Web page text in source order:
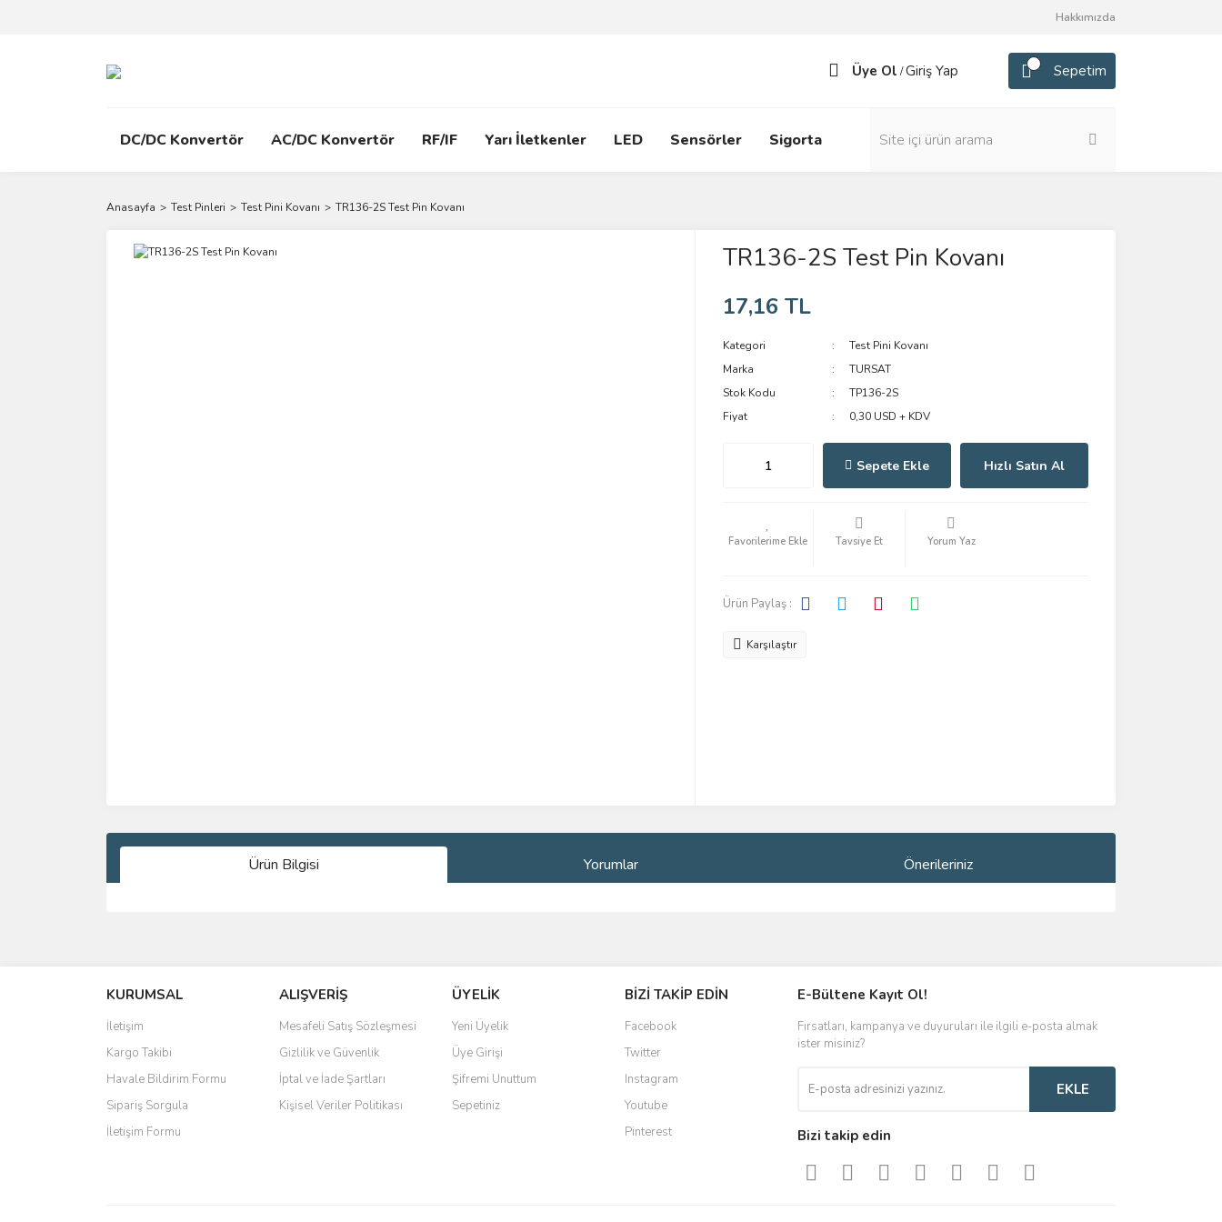
Hakkımızda
Üye Ol /Giriş Yap Sepetim
DC/DC Konvertör AC/DC Konvertör RF/IF Yarı İletkenler LED Sensörler Sigorta
Anasayfa Test Pinleri Test Pini Kovanı TR136-2S Test Pin Kovanı
TR136-2S Test Pin Kovanı
17,16 TL
Kategori
Test Pini Kovanı
Marka
TURSAT
Stok Kodu
TP136-2S
Fiyat
0,30 USD + KDV
Sepete Ekle Hızlı Satın Al
Tavsiye Et Yorum Yaz
Ürün Paylaş :
Karşılaştır
Ürün Bilgisi Yorumlar Önerileriniz
Ürün resmi kalitesiz, bozuk veya görüntülenemiyor.
Ürün açıklamasında eksik bilgiler bulunuyor.
Ürün bilgilerinde hatalar bulunuyor.
Ürün fiyatı diğer sitelerden daha pahalı.
Bu ürüne benzer farklı alternatifler olmalı.
KURUMSAL
İletişim
Kargo Takibi
Havale Bildirim Formu
Sipariş Sorgula
İletişim Formu
ALIŞVERİŞ
Mesafeli Satış Sözleşmesi
Gizlilik ve Güvenlik
İptal ve İade Şartları
Kişisel Veriler Politikası
ÜYELİK
Yeni Üyelik
Üye Girişi
Şifremi Unuttum
Sepetiniz
BİZİ TAKİP EDİN
Facebook
Twitter
Instagram
Youtube
Pinterest
E-Bültene Kayıt Ol!
Fırsatları, kampanya ve duyuruları ile ilgili e-posta almak
ister misiniz?
EKLE
Bizi takip edin